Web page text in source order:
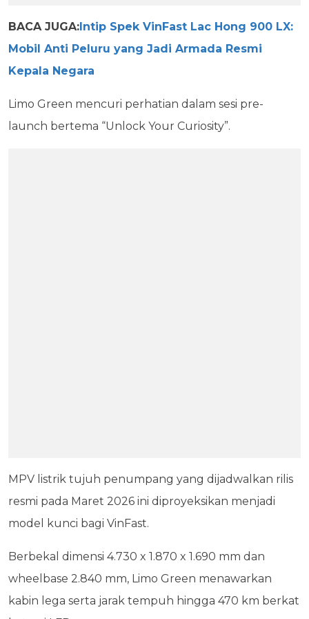
BACA JUGA: Intip Spek VinFast Lac Hong 900 LX:
Mobil Anti Peluru yang Jadi Armada Resmi
Kepala Negara
Limo Green mencuri perhatian dalam sesi pre-
launch bertema “Unlock Your Curiosity”.
MPV listrik tujuh penumpang yang dijadwalkan rilis
resmi pada Maret 2026 ini diproyeksikan menjadi
model kunci bagi VinFast.
Berbekal dimensi 4.730 x 1.870 x 1.690 mm dan
wheelbase 2.840 mm, Limo Green menawarkan
kabin lega serta jarak tempuh hingga 470 km berkat